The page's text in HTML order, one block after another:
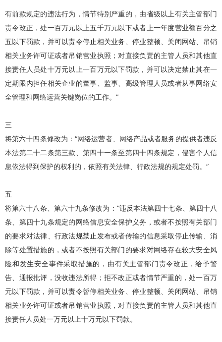
有前款规定的违法行为，情节特别严重的，由省级以上有关主管部门
责令改正，处一百万元以上五千万元以下或者上一年度营业额百分之
五以下罚款，并可以责令停止相关业务、停业整顿、关闭网站、吊销
相关业务许可证或者吊销营业执照；对直接负责的主管人员和其他直
接责任人员处十万元以上一百万元以下罚款，并可以决定禁止其在一
定期限内担任相关企业的董事、监事、高级管理人员或者从事网络安
全管理和网络运营关键岗位的工作。”
三
将第六十四条修改为：“网络运营者、网络产品或者服务的提供者违反
本法第二十二条第三款、第四十一条至第四十四条规定，侵害个人信
息依法得到保护的权利的，依照有关法律、行政法规的规定处罚。”
五
将第六十八条、第六十九条修改为：“违反本法第四十七条、第四十八
条、第四十九条规定的网络信息安全保护义务，或者不按照有关部门
的要求对法律、行政法规禁止发布或者传输的信息采取停止传输、消
除等处置措施的，或者不按照有关部门的要求对网络存在较大安全风
险和发生安全事件采取措施的，由有关主管部门责令改正，给予警
告、通报批评，没收违法所得；拒不改正或者情节严重的，处一百万
元以下罚款，并可以责令暂停相关业务、停业整顿、关闭网站、吊销
相关业务许可证或者吊销营业执照，对直接负责的主管人员和其他直
接责任人员处一万元以上十万元以下罚款。